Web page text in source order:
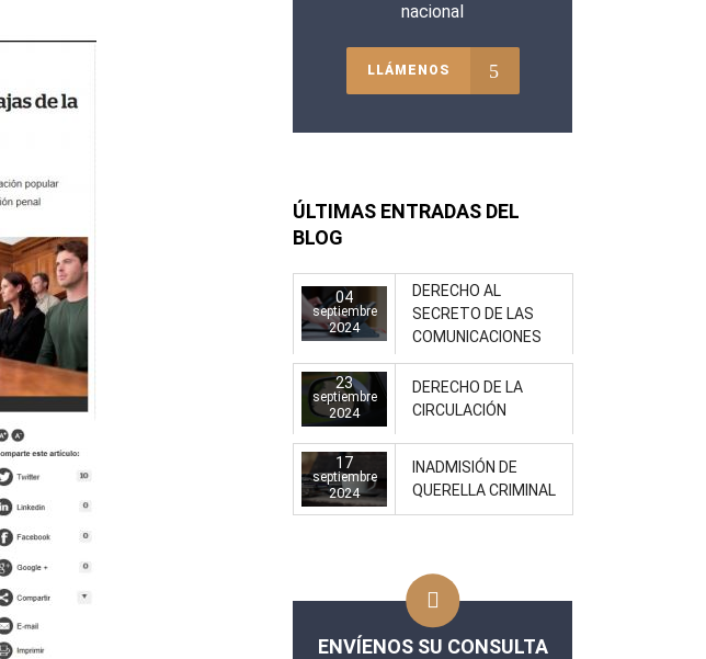
nacional
LLÁMENOS
ÚLTIMAS ENTRADAS DEL
BLOG
04
septiembre
2024
DERECHO AL
SECRETO DE LAS
COMUNICACIONES
23
septiembre
2024
DERECHO DE LA
CIRCULACIÓN
17
septiembre
2024
INADMISIÓN DE
QUERELLA CRIMINAL
ENVÍENOS SU CONSULTA